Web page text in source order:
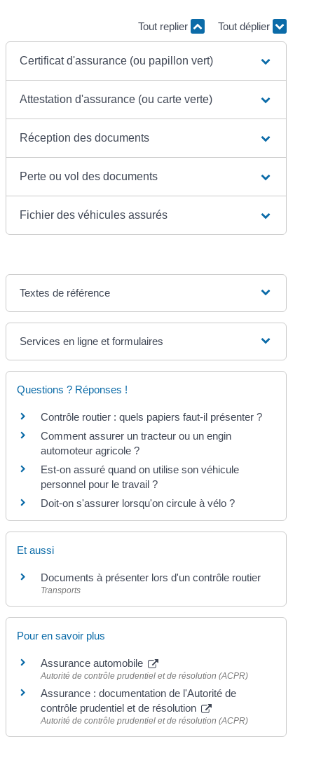
Tout replier Tout déplier
Certificat d'assurance (ou papillon vert)
Attestation d'assurance (ou carte verte)
Réception des documents
Perte ou vol des documents
Fichier des véhicules assurés
Textes de référence
Services en ligne et formulaires
Questions ? Réponses !
Contrôle routier : quels papiers faut-il présenter ?
Comment assurer un tracteur ou un engin
automoteur agricole ?
Est-on assuré quand on utilise son véhicule
personnel pour le travail ?
Doit-on s'assurer lorsqu'on circule à vélo ?
Et aussi
Documents à présenter lors d'un contrôle routier
Transports
Pour en savoir plus
Assurance automobile
Autorité de contrôle prudentiel et de résolution (ACPR)
Assurance : documentation de l'Autorité de
contrôle prudentiel et de résolution
Autorité de contrôle prudentiel et de résolution (ACPR)